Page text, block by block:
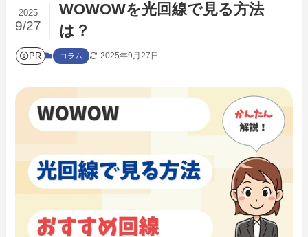
WOWOWを光回線で見る方法
は？
2025
9/27
PR コラム 2025年9月27日